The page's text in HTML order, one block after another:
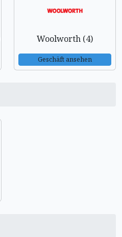
Woolworth (4)
Geschäft ansehen